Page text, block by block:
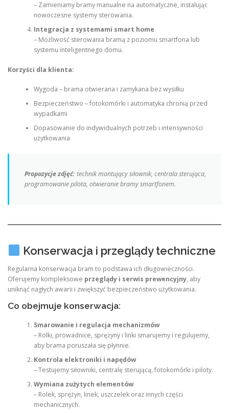
– Zamieniamy bramy manualne na automatyczne, instalując
nowoczesne systemy sterowania.
Integracja z systemami smart home
– Możliwość sterowania bramą z poziomu smartfona lub
systemu inteligentnego domu.
Korzyści dla klienta:
Wygoda – brama otwierana i zamykana bez wysiłku
Bezpieczeństwo – fotokomórki i automatyka chronią przed
wypadkami
Dopasowanie do indywidualnych potrzeb i intensywności
użytkowania
Propozycje zdjęć:technik montujący siłownik, centrala sterująca,
programowanie pilota, otwieranie bramy smartfonem.
Konserwacja i przeglądy techniczne
Regularna konserwacja bram to podstawa ich długowieczności.
Oferujemy kompleksowe przeglądy i serwis prewencyjny, aby
uniknąć nagłych awarii i zwiększyć bezpieczeństwo użytkowania.
Co obejmuje konserwacja:
Smarowanie i regulacja mechanizmów
– Rolki, prowadnice, sprężyny i linki smarujemy i regulujemy,
aby brama poruszała się płynnie.
Kontrola elektroniki i napędów
– Testujemy siłowniki, centralę sterującą, fotokomórki i piloty.
Wymiana zużytych elementów
– Rolek, sprężyn, linek, uszczelek oraz innych części
mechanicznych.